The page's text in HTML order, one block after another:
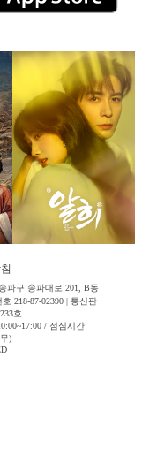
파구 송파대로 201, B동
218-87-02390 | 통신판
호
/ 점심시간
)